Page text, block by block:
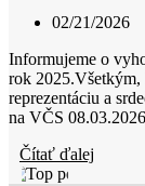
02/21/2026
Informujeme o
rok 2025.Všetkým,
reprezentáciu a
na VČS
Čítať ďalej